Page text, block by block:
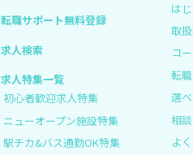
転職サポート無料登録
求人検索
求人特集一覧
初心者歓迎求人特集
ニューオープン施設特集
駅チカ&バス通勤OK特集
は
取
コ
転
選
相
よ